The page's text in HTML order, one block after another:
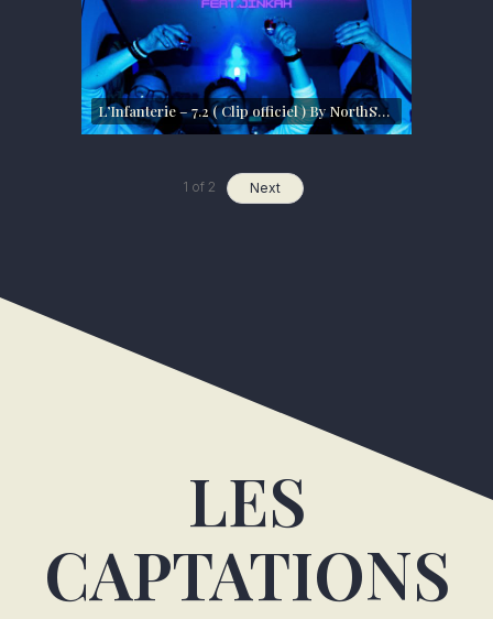
L’Infanterie – 7.2 ( Clip officiel ) By NorthShore STUDIO
1 of 2 Next
LES
CAPTATIONS